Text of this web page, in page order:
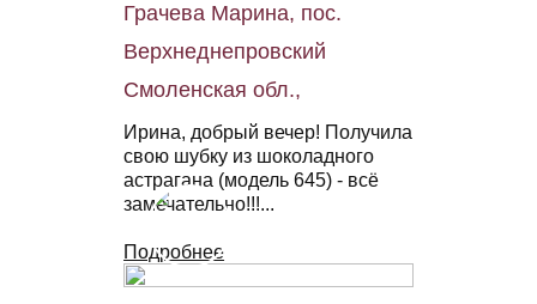
Грачева Марина, пос.
Верхнеднепровский
Смоленская обл.,
Ирина, добрый вечер! Получила
свою шубку из шоколадного
астрагана (модель 645) - всё
замечательно!!!...
Подробнее